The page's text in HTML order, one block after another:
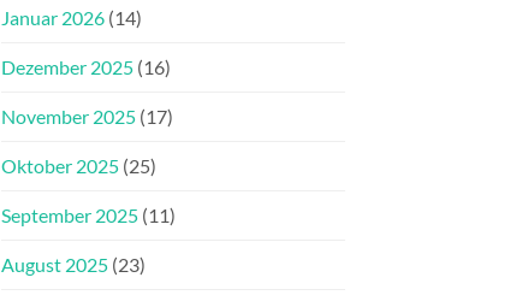
Januar 2026 (14)
Dezember 2025 (16)
November 2025 (17)
Oktober 2025 (25)
September 2025 (11)
August 2025 (23)